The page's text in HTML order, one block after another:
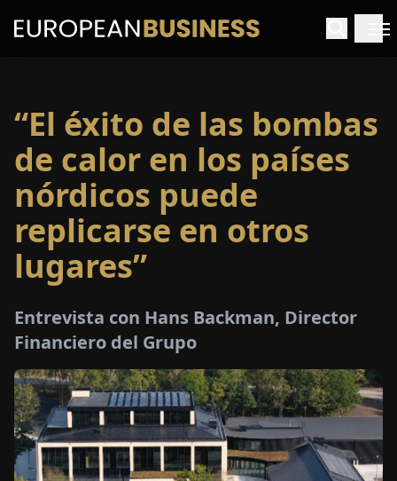
PAPEL
“El éxito de las bombas
de calor en los países
nórdicos puede
replicarse en otros
lugares”
Entrevista con Hans Backman, Director
Financiero del Grupo